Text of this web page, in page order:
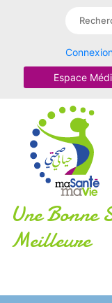
Espace
Une Bonne
Meilleure